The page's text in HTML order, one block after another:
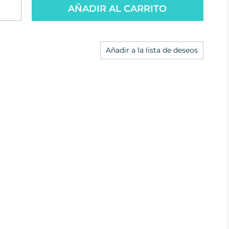
AÑADIR AL CARRITO
Añadir a la lista de deseos